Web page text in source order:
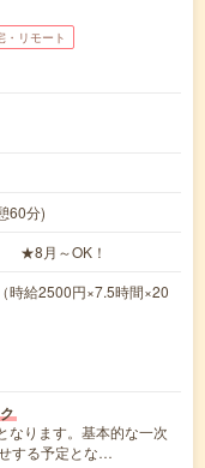
・リモート
60分)
★8月～OK！
給2500円×7.5時間×20
なります。基本的な一次
する予定とな…